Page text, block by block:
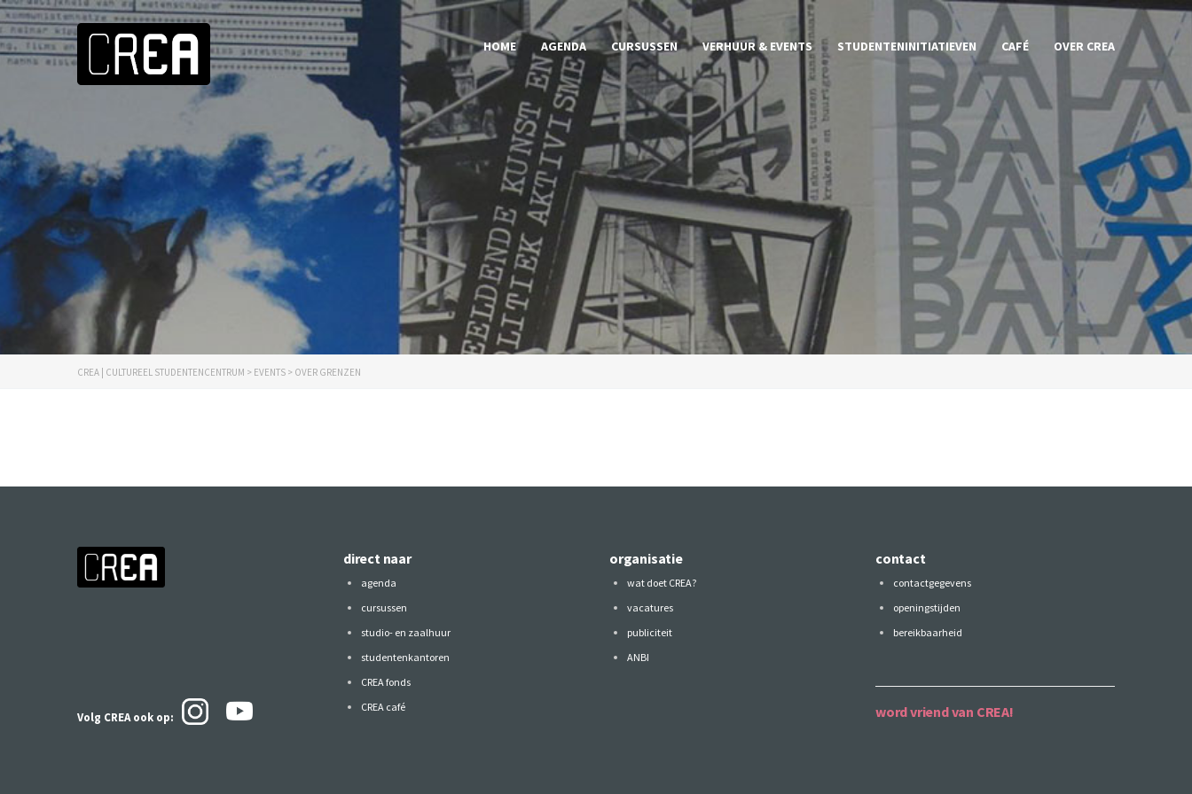
HOME AGENDA CURSUSSEN VERHUUR & EVENTS STUDENTENINITIATIEVEN CAFÉ OVER CREA
CREA | CULTUREEL STUDENTENCENTRUM > EVENTS > OVER GRENZEN
Volg CREA ook op:
direct naar
agenda
cursussen
studio- en zaalhuur
studentenkantoren
CREA fonds
CREA café
organisatie
wat doet CREA?
vacatures
publiciteit
ANBI
contact
contactgegevens
openingstijden
bereikbaarheid
word vriend van CREA!